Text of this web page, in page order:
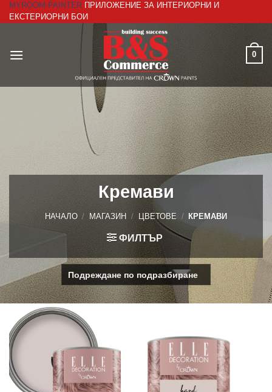
Skip
to
MYROOM-PAINTER ПРИЛОЖЕНИЕ ЗА ИНТЕРИОРНИ И
ЕКСТЕРИОРНИ БОИ
0
Кремави
НАЧАЛО / МАГАЗИН / ЦВЕТОВЕ / КРЕМАВИ
ФИЛТЪР